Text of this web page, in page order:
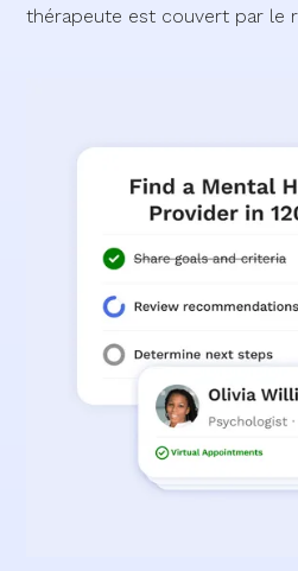
thérapeute est couvert par le